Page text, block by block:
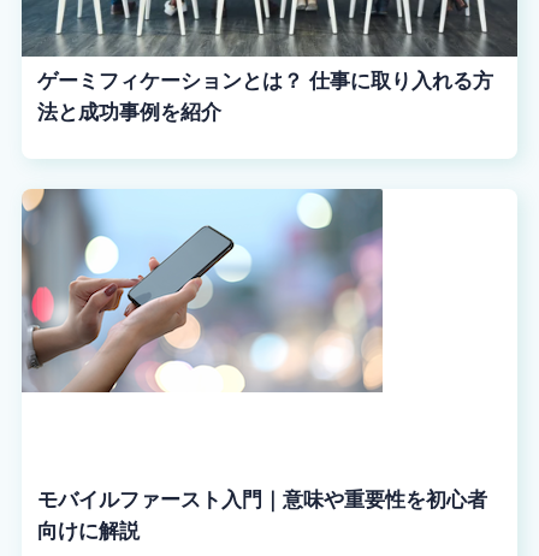
ゲーミフィケーションとは？ 仕事に取り入れる方
法と成功事例を紹介
モバイルファースト入門｜意味や重要性を初心者
向けに解説